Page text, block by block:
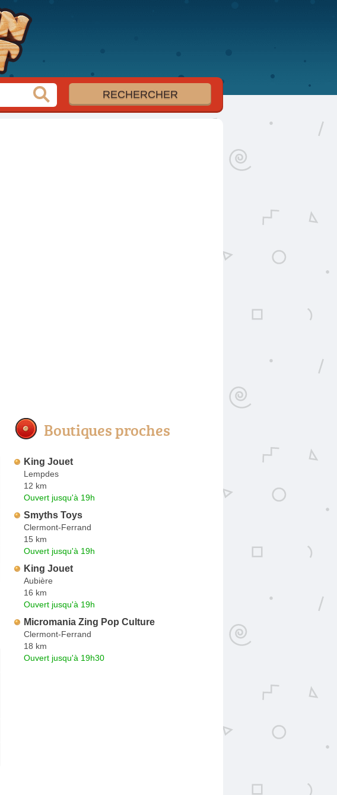
Boutiques proches
King Jouet
Lempdes
12 km
Ouvert jusqu'à 19h
Smyths Toys
Clermont-Ferrand
15 km
Ouvert jusqu'à 19h
King Jouet
Aubière
16 km
Ouvert jusqu'à 19h
Micromania Zing Pop Culture
Clermont-Ferrand
18 km
Ouvert jusqu'à 19h30